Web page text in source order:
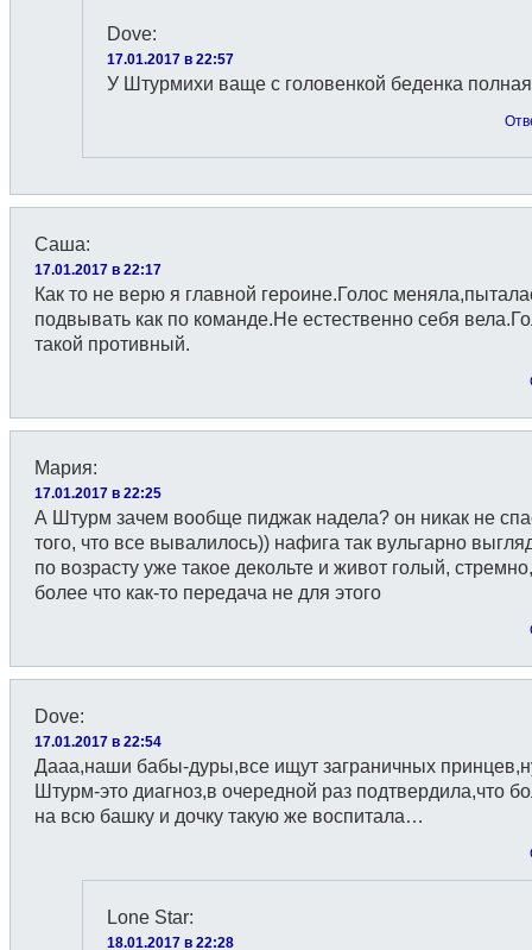
Dove:
17.01.2017 в 22:57
У Штурмихи ваще с головенкой беденка
Саша:
17.01.2017 в 22:17
Как то не верю я главной героине.Голос
подвывать как по команде.Не естественно себя
такой противный.
Мария:
17.01.2017 в 22:25
А Штурм зачем вообще пиджак надела? он никак не
того, что все вывалилось)) нафига так вульгарно
по возрасту уже такое декольте и живот голый,
более что как-то передача не для этого
Dove:
17.01.2017 в 22:54
Дааа,наши бабы-дуры,все ищут заграничных
Штурм-это диагноз,в очередной раз подтвердила,что
на всю башку и дочку такую же воспитала…
Lone Star:
18.01.2017 в 22:28